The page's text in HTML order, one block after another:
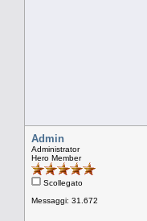
Admin
Administrator
Hero Member
Scollegato
Messaggi: 31.672